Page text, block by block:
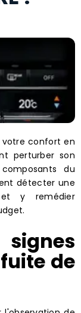
confort en
perturber son
du
détecter une
y remédier
de